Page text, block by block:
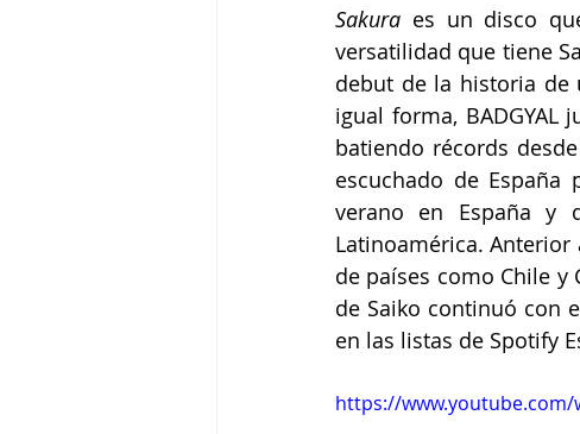
Sakura es un disco
versatilidad que tiene
debut de la historia de
igual forma, BADGYAL
batiendo récords
escuchado de
verano en España y
Latinoamérica.
de países como Chile
de Saiko continuó con
en las listas de Spotify
https://www.youtube.com/